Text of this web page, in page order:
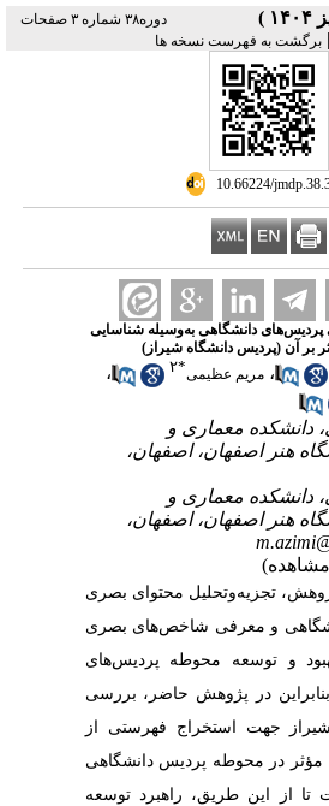
دوره۳۸ شماره ۳ صفحات
| برگشت به فهرست نسخه ها
10.66224/
پردیس‌های دانشگاهی به‌وسیله شناسایی
آن (پردیس دانشگاه شیراز)
، مریم عظیمی*۲ ،
دانشکده معماری و
هنر اصفهان، اصفهان،
دانشکده معماری و
هنر اصفهان، اصفهان،
تجزیه‌وتحلیل محتوای بصری
و معرفی شاخص­‌های بصری
و توسعه محوطه پردیس­‌های
در پژوهش حاضر، بررسی
جهت استخراج فهرستی از
در محوطه پردیس دانشگاهی
تا از این طریق، راهبرد توسعه